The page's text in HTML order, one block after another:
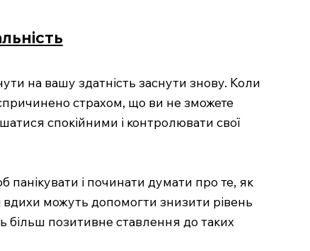
на вашу здатність заснути знову. Коли
страхом, що ви не зможете
спокійними і контролювати свої
панікувати і починати думати про те, як
вдихи можуть допомогти знизити рівень
більш позитивне ставлення до таких